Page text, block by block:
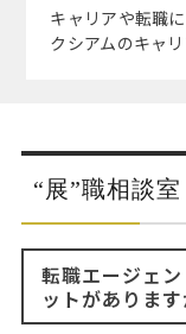
ステージ別アドバイ
MBA留学生数の推移
インターン受入企業一
MBAを生かす求人特
日本語履歴書テンプレ
外資系／面接攻略のコ
コンサルティングの現
キャリアに効く一冊
ジョブフェア
キャリアフォーラム
Career Talk Live
アクセス
パブリシティ
キャリアや転職
クシアムのキャ
“展”職相談
転職エージェ
ットがあります